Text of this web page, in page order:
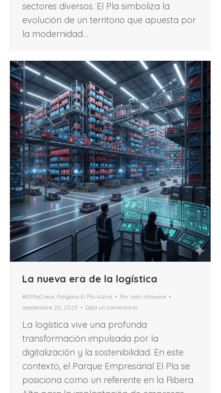
sectores diversos. El Pla simboliza la
evolución de un territorio que apuesta por
la modernidad…
La nueva era de la logística
#ElPlaCrece, Polígono El Pla Alzira Por Iván infoware
septiembre 20, 2025
Deja un comentario
La logística vive una profunda
transformación impulsada por la
digitalización y la sostenibilidad. En este
contexto, el Parque Empresarial El Pla se
posiciona como un referente en la Ribera